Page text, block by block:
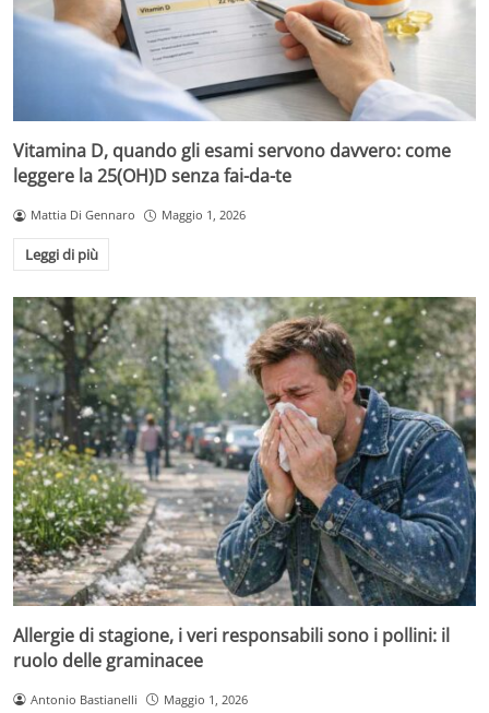
Vitamina D, quando gli esami servono davvero: come
leggere la 25(OH)D senza fai-da-te
Mattia Di Gennaro Maggio 1, 2026
Leggi di più
Allergie di stagione, i veri responsabili sono i pollini: il
ruolo delle graminacee
Antonio Bastianelli Maggio 1, 2026